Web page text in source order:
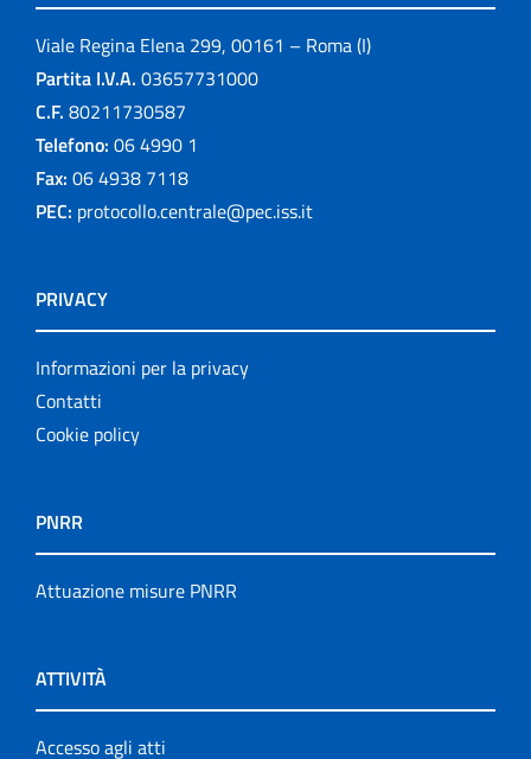
Viale Regina Elena 299, 00161 – Roma (I)
Partita I.V.A. 03657731000
C.F. 80211730587
Telefono: 06 4990 1
Fax: 06 4938 7118
PEC: protocollo.centrale@pec.iss.it
PRIVACY
Informazioni per la privacy
Contatti
Cookie policy
PNRR
Attuazione misure PNRR
ATTIVITÀ
Accesso agli atti